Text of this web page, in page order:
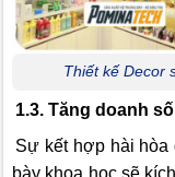
Thiết kế Decor
1.3. Tăng doanh
Sự kết hợp hài hòa
bày khoa học sẽ